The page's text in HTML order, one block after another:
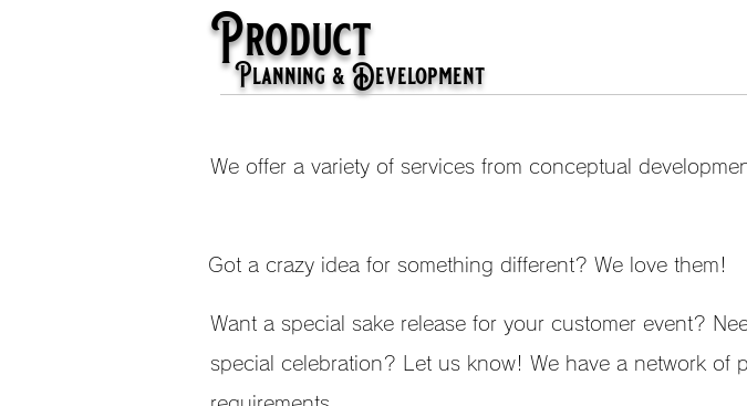
Product
Planning & Development
We offer a variety of services from conceptual
Got a crazy idea for something different? We love them!
Want a special sake release for your customer event?
special celebration? Let us know! We have a network of